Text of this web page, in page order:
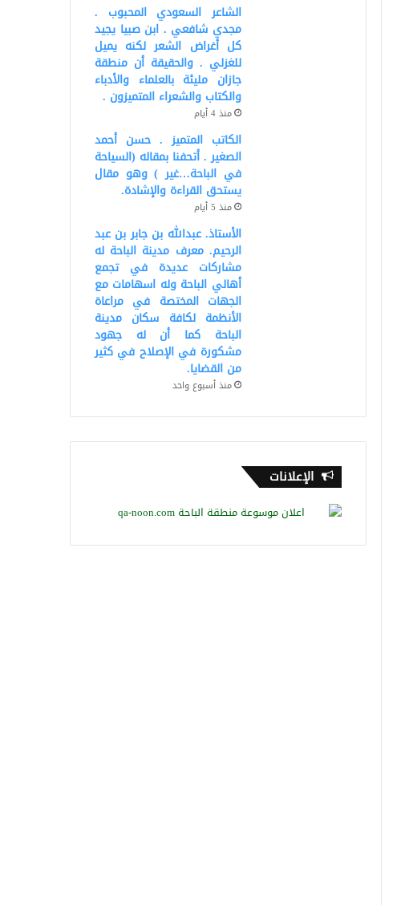
الشاعر السعودي المحبوب .
مجدي شافعي . ابن صبيا يجيد
كل أغراض الشعر لكنه يميل
للغزلي . والحقيقة أن منطقة
جازان مليئة بالعلماء والأدباء
والكتاب والشعراء المتميزون .
منذ 4 أيام
الكاتب المتميز . حسن أحمد
الصغير . أتحفنا بمقاله (السياحة
في الباحة…غير ) وهو مقال
يستحق القراءة والإشادة.
منذ 5 أيام
الأستاذ. عبدالله بن جابر بن عبد
الرحيم. معرف مدينة الباحة له
مشاركات عديدة في تجمع
أهالي الباحة وله اسهامات مع
الجهات المختصة في مراعاة
الأنظمة لكافة سكان مدينة
الباحة كما أن له جهود
مشكورة في الإصلاح في كثير
من القضايا.
منذ أسبوع واحد
الإعلانات